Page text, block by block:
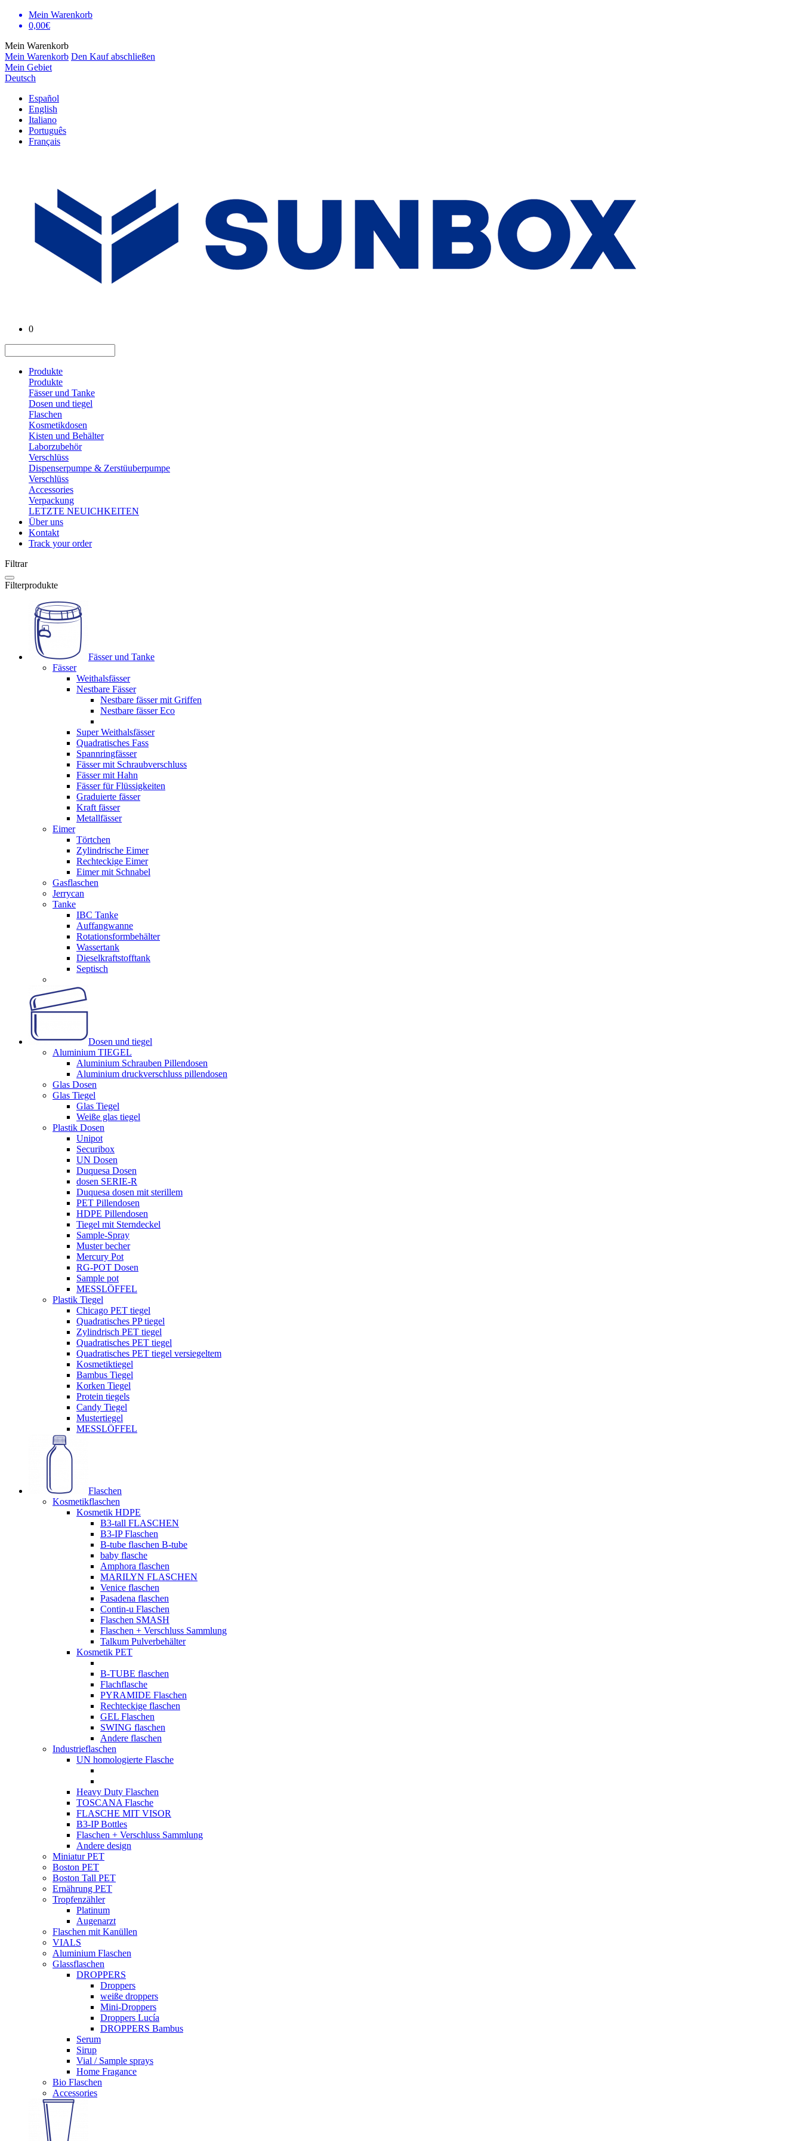
Mein Warenkorb
0,00€
Mein Warenkorb
Mein Warenkorb Den Kauf abschließen
Mein Gebiet
Deutsch
Español
English
Italiano
Português
Français
0
Produkte
Produkte
Fässer und Tanke
Dosen und tiegel
Flaschen
Kosmetikdosen
Kisten und Behälter
Laborzubehör
Verschlüss
Dispenserpumpe & Zerstüuberpumpe
Verschlüss
Accessories
Verpackung
LETZTE NEUICHKEITEN
Über uns
Kontakt
Track your order
Filtrar
Filterprodukte
Fässer und Tanke
Fässer
Weithalsfässer
Nestbare Fässer
Nestbare fässer mit Griffen
Nestbare fässer Eco
Super Weithalsfässer
Quadratisches Fass
Spannringfässer
Fässer mit Schraubverschluss
Fässer mit Hahn
Fässer für Flüssigkeiten
Graduierte fässer
Kraft fässer
Metallfässer
Eimer
Törtchen
Zylindrische Eimer
Rechteckige Eimer
Eimer mit Schnabel
Gasflaschen
Jerrycan
Tanke
IBC Tanke
Auffangwanne
Rotationsformbehälter
Wassertank
Dieselkraftstofftank
Septisch
Dosen und tiegel
Aluminium TIEGEL
Aluminium Schrauben Pillendosen
Aluminium druckverschluss pillendosen
Glas Dosen
Glas Tiegel
Glas Tiegel
Weiße glas tiegel
Plastik Dosen
Unipot
Securibox
UN Dosen
Duquesa Dosen
dosen SERIE-R
Duquesa dosen mit sterillem
PET Pillendosen
HDPE Pillendosen
Tiegel mit Sterndeckel
Sample-Spray
Muster becher
Mercury Pot
RG-POT Dosen
Sample pot
MESSLÖFFEL
Plastik Tiegel
Chicago PET tiegel
Quadratisches PP tiegel
Zylindrisch PET tiegel
Quadratisches PET tiegel
Quadratisches PET tiegel versiegeltem
Kosmetiktiegel
Bambus Tiegel
Korken Tiegel
Protein tiegels
Candy Tiegel
Mustertiegel
MESSLÖFFEL
Flaschen
Kosmetikflaschen
Kosmetik HDPE
B3-tall FLASCHEN
B3-IP Flaschen
B-tube flaschen B-tube
baby flasche
Amphora flaschen
MARILYN FLASCHEN
Venice flaschen
Pasadena flaschen
Contin-u Flaschen
Flaschen SMASH
Flaschen + Verschluss Sammlung
Talkum Pulverbehälter
Kosmetik PET
B-TUBE flaschen
Flachflasche
PYRAMIDE Flaschen
Rechteckige flaschen
GEL Flaschen
SWING flaschen
Andere flaschen
Industrieflaschen
UN homologierte Flasche
Heavy Duty Flaschen
TOSCANA Flasche
FLASCHE MIT VISOR
B3-IP Bottles
Flaschen + Verschluss Sammlung
Andere design
Miniatur PET
Boston PET
Boston Tall PET
Ernährung PET
Tropfenzähler
Platinum
Augenarzt
Flaschen mit Kanüllen
VIALS
Aluminium Flaschen
Glassflaschen
DROPPERS
Droppers
weiße droppers
Mini-Droppers
Droppers Lucía
DROPPERS Bambus
Serum
Sirup
Vial / Sample sprays
Home Fragance
Bio Flaschen
Accessories